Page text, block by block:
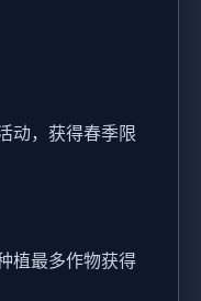
动，获得春季限
植最多作物获得